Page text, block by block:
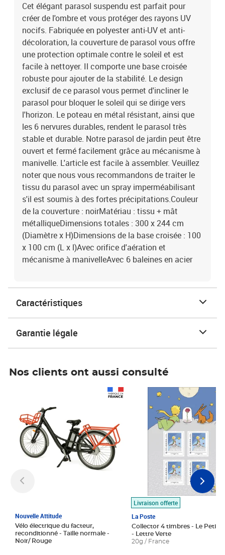
H)Dimensions de la base croisée : 100 x 100 cm (L x l)Avec orifice
d'aération et mécanisme à manivelleAvec 6 baleines en acier
Cet élégant parasol suspendu est parfait pour
créer de l'ombre et vous protéger des rayons UV
nocifs. Fabriquée en polyester anti-UV et anti-
décoloration, la couverture de parasol vous offre
une protection optimale contre le soleil et est
facile à nettoyer. Il comporte une base croisée
robuste pour ajouter de la stabilité. Le design
exclusif de ce parasol vous permet d'incliner le
parasol pour bloquer le soleil qui se dirige vers
l'horizon. Le poteau en métal résistant, ainsi que
les 6 nervures durables, rendent le parasol très
stable et durable. Notre parasol de jardin peut être
ouvert et fermé facilement grâce au mécanisme à
manivelle. L'article est facile à assembler. Veuillez
noter que nous vous recommandons de traiter le
tissu du parasol avec un spray imperméabilisant
s'il est soumis à des fortes précipitations.Couleur
de la couverture : noirMatériau : tissu + mât
métalliqueDimensions totales : 300 x 244 cm
(Diamètre x H)Dimensions de la base croisée : 100
x 100 cm (L x l)Avec orifice d'aération et
mécanisme à manivelleAvec 6 baleines en acier
Caractéristiques
Garantie légale
Nos clients ont aussi consulté
Nouvelle Attitude
Vélo électrique du facteur,
reconditionné - Taille normale -
Noir/ Rouge
Livraison offerte
La Poste
Collector 4 timbres - Le Petit
- Lettre Verte
20g / France
Prix 7,50€